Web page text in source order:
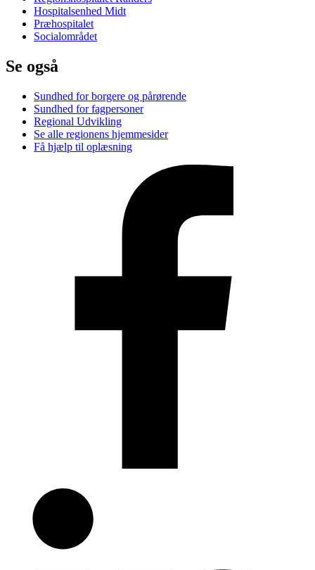
Hospitalsenhed Midt
Præhospitalet
Socialområdet
Se også
Sundhed for borgere og pårørende
Sundhed for fagpersoner
Regional Udvikling
Se alle regionens hjemmesider
Få hjælp til oplæsning